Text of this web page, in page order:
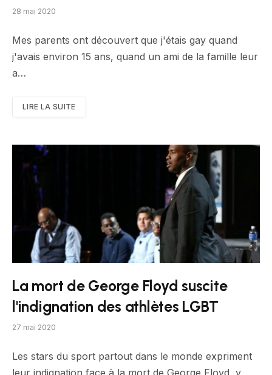
28 mai 2020
Mes parents ont découvert que j'étais gay quand
j'avais environ 15 ans, quand un ami de la famille leur
a…
LIRE LA SUITE
La mort de George Floyd suscite
l'indignation des athlètes LGBT
27 mai 2020
Les stars du sport partout dans le monde expriment
leur indignation face à la mort de George Floyd, y